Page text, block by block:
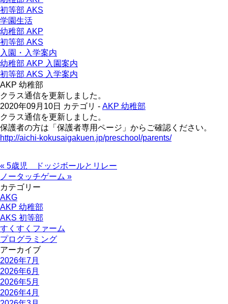
初等部 AKS
学園生活
幼稚部 AKP
初等部 AKS
入園・入学案内
幼稚部 AKP 入園案内
初等部 AKS 入学案内
AKP 幼稚部
クラス通信を更新しました。
2020年09月10日 カテゴリ - AKP 幼稚部
クラス通信を更新しました。
保護者の方は「保護者専用ページ」からご確認ください。
http://aichi-kokusaigakuen.jp/preschool/parents/
« 5歳児 ドッジボールとリレー
ノータッチゲーム »
カテゴリー
AKG
AKP 幼稚部
AKS 初等部
すくすくファーム
プログラミング
アーカイブ
2026年7月
2026年6月
2026年5月
2026年4月